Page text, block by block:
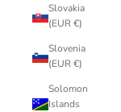
Slovakia
(EUR €)
Slovenia
(EUR €)
Solomon
Islands